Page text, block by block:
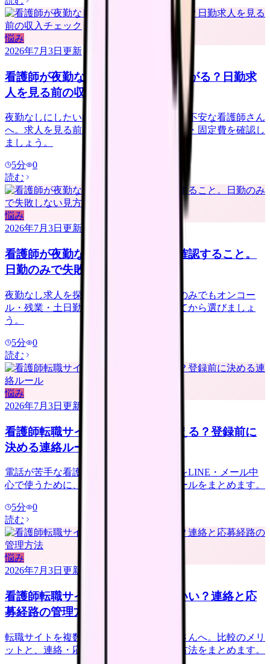
悩み
2026年7月3日 更新
看護師が夜勤なしにすると給料は下がる？日勤求
人を見る前の収入チェック
夜勤なしにしたいけれど給料が下がるのが不安な看護師さん
へ。求人を見る前に、夜勤手当・年収下限・固定費を確認し
ましょう。
5分
0
読む
悩み
2026年7月3日 更新
看護師が夜勤なし求人を探す前に確認すること。
日勤のみで失敗しない見方
夜勤なし求人を探す看護師さんへ。日勤のみでもオンコー
ル・残業・土日勤務・年収低下を確認してから選びましょ
う。
5分
0
読む
悩み
2026年7月3日 更新
看護師転職サイトは電話なしで使える？登録前に
決める連絡ルール
電話が苦手な看護師さんへ。転職サイトをLINE・メール中
心で使うために、登録前に決める連絡ルールをまとめます。
5分
0
読む
悩み
2026年7月3日 更新
看護師転職サイトは複数登録していい？連絡と応
募経路の管理方法
転職サイトを複数登録するか迷う看護師さんへ。比較のメリ
ットと、連絡・応募経路で疲れない管理方法をまとめます。